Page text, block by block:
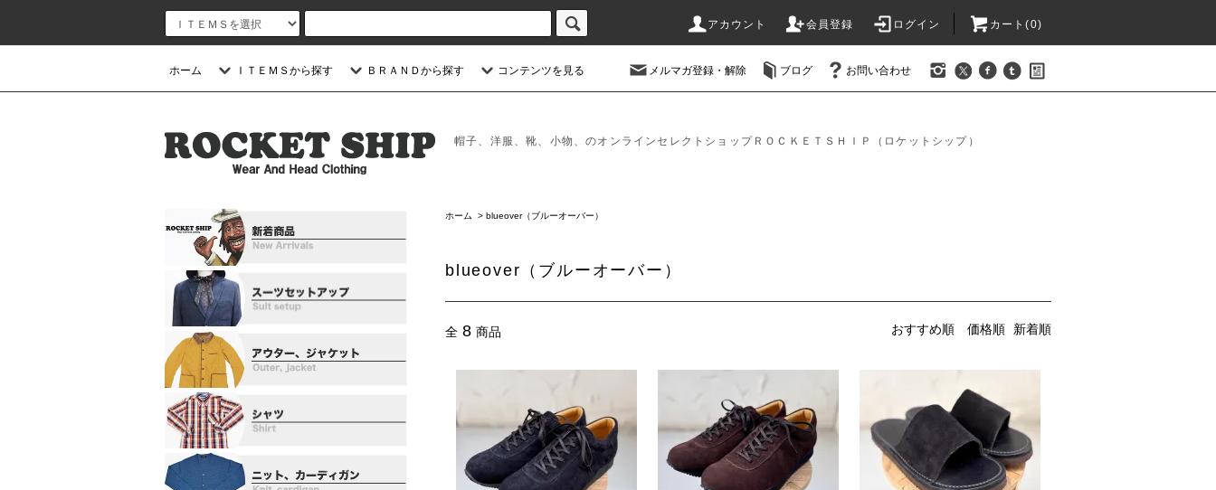
アカウント 会員登録 ログイン カート(0)
ホーム ＩＴＥＭＳから探す ＢＲＡＮＤから探す コンテンツを見る メルマガ登録・解除 ブログ お問い合わせ
帽子、洋服、靴、小物、のオンラインセレクトショップＲＯＣＫＥＴＳＨＩＰ（ロケットシップ）
ホーム > blueover（ブルーオーバー）
blueover（ブルーオーバー）
全 8 商品 おすすめ順 価格順 新着順